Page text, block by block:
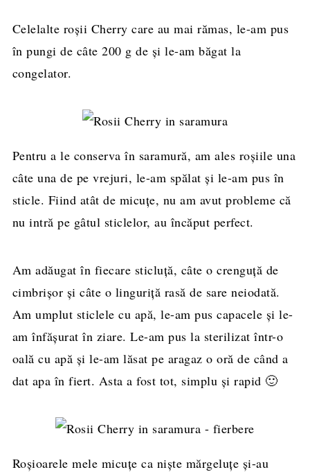
Celelalte roșii Cherry care au mai rămas, le-am pus
în pungi de câte 200 g de și le-am băgat la
congelator.
Pentru a le conserva în saramură, am ales roșiile una
câte una de pe vrejuri, le-am spălat și le-am pus în
sticle. Fiind atât de micuțe, nu am avut probleme că
nu intră pe gâtul sticlelor, au încăput perfect.
Am adăugat în fiecare sticluță, câte o crenguță de
cimbrișor și câte o linguriță rasă de sare neiodată.
Am umplut sticlele cu apă, le-am pus capacele și le-
am înfășurat în ziare. Le-am pus la sterilizat într-o
oală cu apă și le-am lăsat pe aragaz o oră de când a
dat apa în fiert. Asta a fost tot, simplu și rapid 🙂
Roșioarele mele micuțe ca niște mărgeluțe și-au